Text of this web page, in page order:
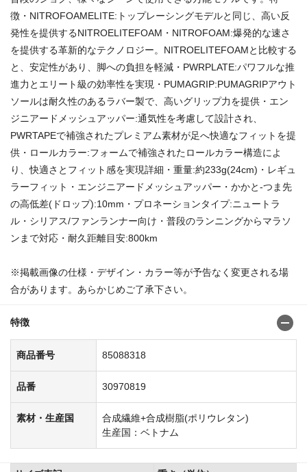
徴・NITROFOAMELITE:トップレーシングモデルと同じ、高い反
発性を提供するNITROELITEFOAM・NITROFOAM:爆発的な速さ
を提供する革新的なテクノロジー。NITROELITEFOAMと比較する
と、安定性があり、脚への負担を軽減・PWRPLATE:パワフルな推
進力とエリート級の効率性を実現・PUMAGRIP:PUMAGRIPアウト
ソールは耐久性のあるラバー製で、高いグリップ力を提供・エン
ジニアードメッシュアッパー:通気性を考慮して設計され、
PWRTAPEで補強されたプレミアム素材が足へ快適なフィットを提
供・ロールカラー:フォームで補強されたロールカラー構造によ
り、快適さとフィット感を実現詳細・重量:約233g(24cm)・レギュ
ラーフィット・エンジニアードメッシュアッパー・かかと-つま先
の高低差(ドロップ):10mm・プロネーションタイプ:ニュートラ
ル・シリアス/ファンランナー向け・普段のランニングからマラソ
ンまで対応・耐久距離目安:800km
※掲載画像の仕様・デザイン・カラー等が予告なく変更される場
合があります。あらかじめご了承下さい。
特徴
商品番号 85088318
品番 30970819
素材・生産国
合成繊維+合成樹脂(ポリウレタン)
生産国：ベトナム